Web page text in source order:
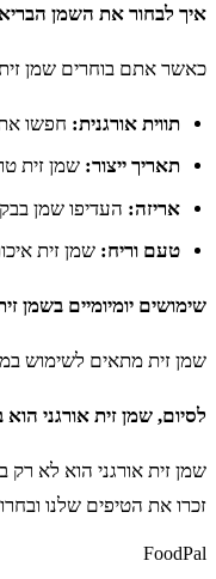
איך לבחור את השמן הבריא
כאשר אתם בוחרים שמן
תווית אורגנית: חפשו
תאריך ייצור: שמן זית
אריזה: העדיפו שמן
טעם וריח: שמן זית
שימושים יומיומיים בשמן
שמן זית מתאים לשימוש
לסיום, שמן זית אורגני הוא
שמן זית אורגני הוא לא
זכרו את הטיפים שלנו
FoodPal